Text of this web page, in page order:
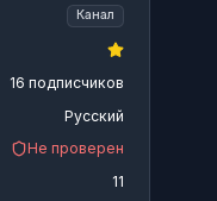
Канал
16 подписчиков
Русский
Не проверен
11